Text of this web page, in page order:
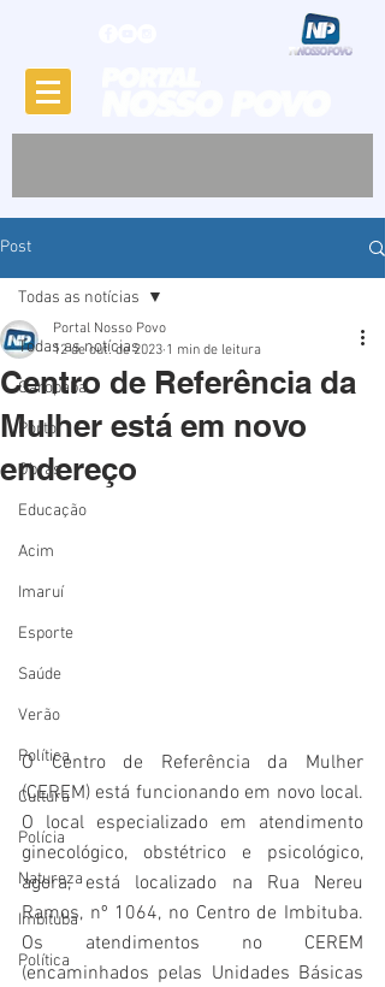
Post
Todas as notícias
Garopaba
Porto
Obras
Educação
Acim
Imaruí
Esporte
Saúde
Verão
Política
Cultura
Polícia
Natureza
Imbituba
Política
Todas as notícias
Centro de Referência da
Mulher está em novo
endereço
Portal Nosso Povo
12 de out. de 2023 1 min de leitura
O Centro de Referência da Mulher
(CEREM) está funcionando em novo local.
O local especializado em atendimento
ginecológico, obstétrico e psicológico,
agora, está localizado na Rua Nereu
Ramos, nº 1064, no Centro de Imbituba.
Os atendimentos no CEREM
(encaminhados pelas Unidades Básicas